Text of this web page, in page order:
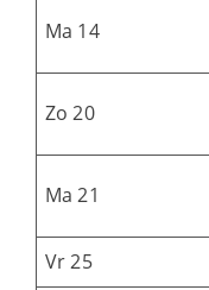
Ma 14
Zo 20
Ma 21
Vr 25